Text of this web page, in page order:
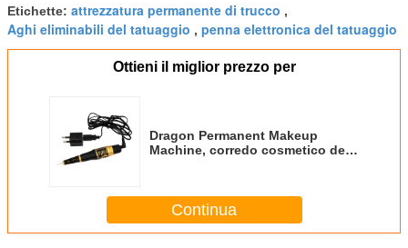
Etichette: attrezzatura permanente di trucco ,
Aghi eliminabili del tatuaggio , penna elettronica del tatuaggio
Ottieni il miglior prezzo per
Dragon Permanent Makeup
Machine, corredo cosmetico del
Continua